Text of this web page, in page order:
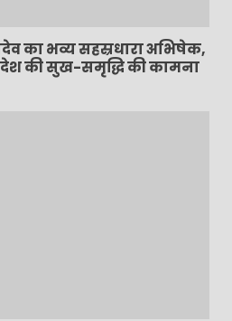
का भव्य सहस्रधारा अभिषेक,
की सुख-समृद्धि की कामना